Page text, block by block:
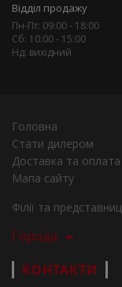
Відділ продажу
Пн-Пт: 09:00 - 18:00
Сб: 10:00 - 15:00
Нд: вихідний
Головна
Стати дилером
Доставка та оплата
Мапа сайту
Філії та
Города
КОНТАКТИ